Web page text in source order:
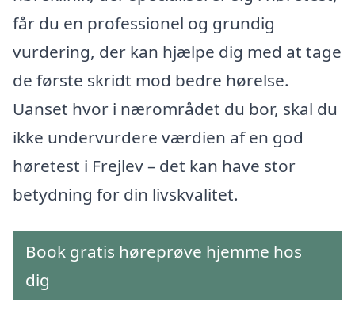
får du en professionel og grundig
vurdering, der kan hjælpe dig med at tage
de første skridt mod bedre hørelse.
Uanset hvor i nærområdet du bor, skal du
ikke undervurdere værdien af en god
høretest i Frejlev – det kan have stor
betydning for din livskvalitet.
Book gratis høreprøve hjemme hos
dig